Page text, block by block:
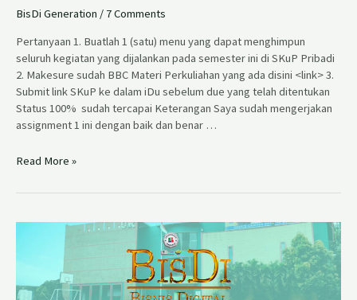
BisDi Generation / 7 Comments
Pertanyaan 1. Buatlah 1 (satu) menu yang dapat menghimpun
seluruh kegiatan yang dijalankan pada semester ini di SKuP Pribadi
2. Makesure sudah BBC Materi Perkuliahan yang ada disini <link> 3.
Submit link SKuP ke dalam iDu sebelum due yang telah ditentukan
Status 100% sudah tercapai Keterangan Saya sudah mengerjakan
assignment 1 ini dengan baik dan benar …
Read More »